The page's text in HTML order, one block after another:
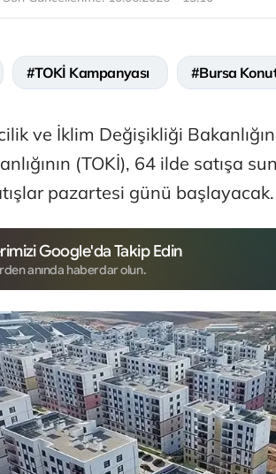
#TOKİ Kampanyası #Bursa
ve İklim Değişikliği
(TOKİ), 64 ilde satışa
pazartesi günü başlayacak.
Google'da Takip Edin
anında haberdar olun.